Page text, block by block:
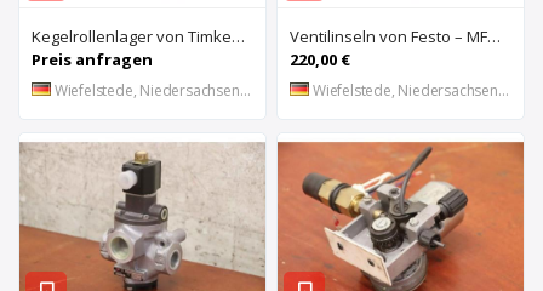
Kegelrollenlager von Timken – HH421246 C
Preis anfragen
Wiefelstede, Niedersachsen, DE
Ventilinseln von Festo – MFHE-3-1/4 MFH-5-1/4
220,00 €
Wiefelstede, Niedersachsen, DE